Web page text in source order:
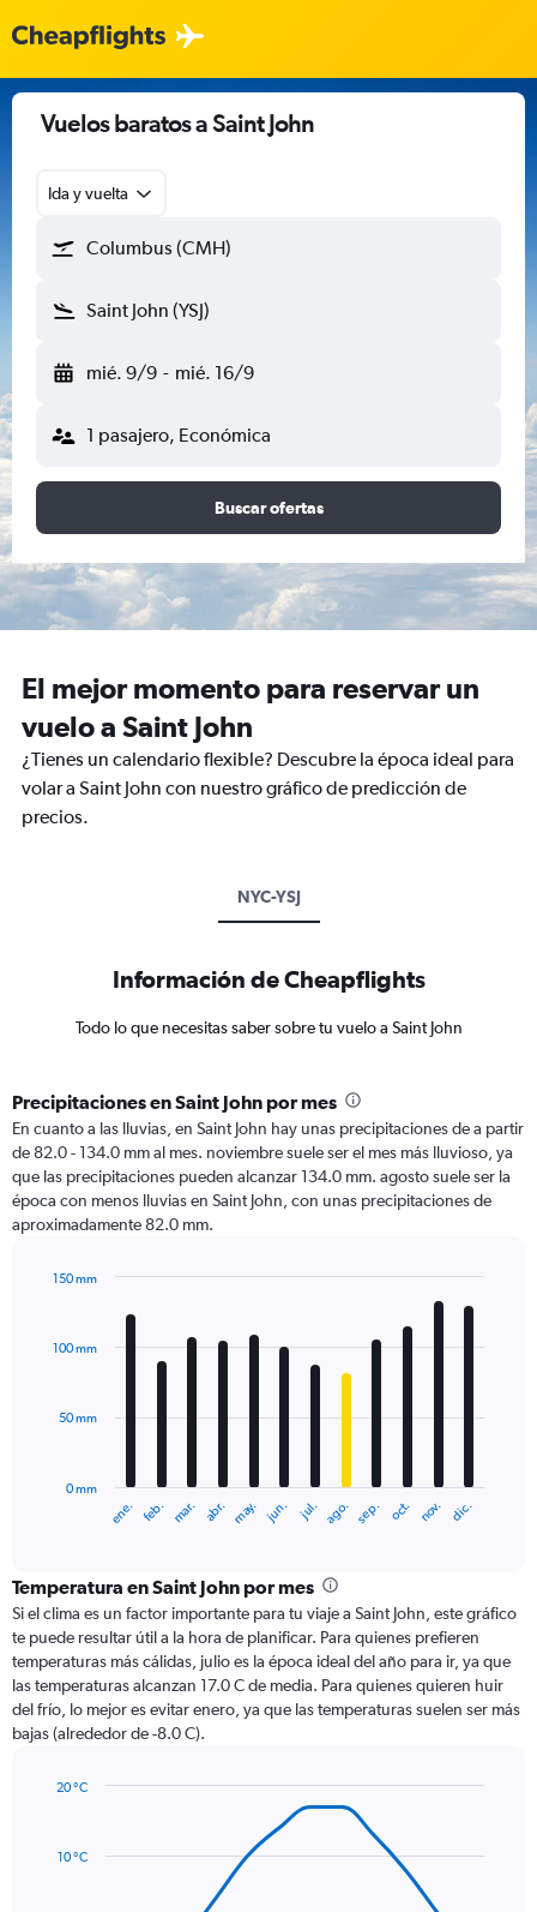
Vuelos baratos a Saint John
Ida y vuelta
Columbus (CMH)
Saint John (YSJ)
mié. 9/9 - mié. 16/9
1 pasajero, Económica
Buscar ofertas
El mejor momento para reservar un
vuelo a Saint John
¿Tienes un calendario flexible? Descubre la época ideal para
volar a Saint John con nuestro gráfico de predicción de
precios.
NYC-YSJ
Información de Cheapflights
Todo lo que necesitas saber sobre tu vuelo a Saint John
Precipitaciones en Saint John por mes
En cuanto a las lluvias, en Saint John hay unas precipitaciones de a partir
de 82.0 - 134.0 mm al mes. noviembre suele ser el mes más lluvioso, ya
que las precipitaciones pueden alcanzar 134.0 mm. agosto suele ser la
época con menos lluvias en Saint John, con unas precipitaciones de
aproximadamente 82.0 mm.
with
12
The
categories.
Range:
12
categories.
The
chart
has
1
axis
Range:
ene. feb. mar. abr. may. jun. jul. ago. sep. oct. nov. dic.
0 mm
50 mm
100 mm
150 mm
Temperatura en Saint John por mes
Si el clima es un factor importante para tu viaje a Saint John, este gráfico
te puede resultar útil a la hora de planificar. Para quienes prefieren
temperaturas más cálidas, julio es la época ideal del año para ir, ya que
las temperaturas alcanzan 17.0 C de media. Para quienes quieren huir
del frío, lo mejor es evitar enero, ya que las temperaturas suelen ser más
bajas (alrededor de -8.0 C).
with
10 °C
20 °C